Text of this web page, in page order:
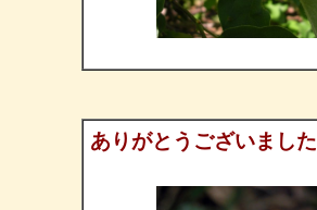
ありがとうございました